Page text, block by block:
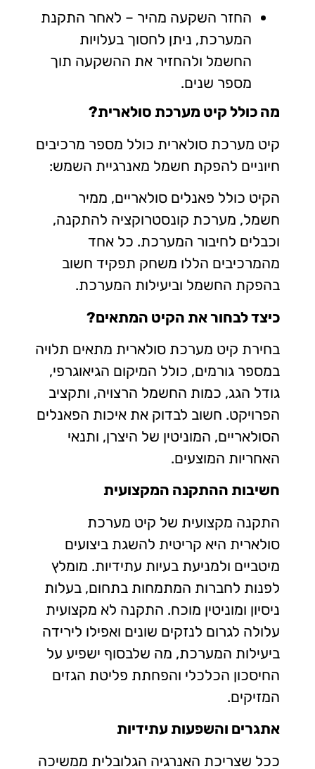
החזר השקעה מהיר – לאחר התקנת
המערכת, ניתן לחסוך בעלויות
החשמל ולהחזיר את ההשקעה תוך
מספר שנים.
מה כולל קיט מערכת סולארית?
קיט מערכת סולארית כולל מספר מרכיבים
חיוניים להפקת חשמל מאנרגיית השמש:
הקיט כולל פאנלים סולאריים, ממיר
חשמל, מערכת קונסטרוקציה להתקנה,
וכבלים לחיבור המערכת. כל אחד
מהמרכיבים הללו משחק תפקיד חשוב
בהפקת החשמל וביעילות המערכת.
כיצד לבחור את הקיט המתאים?
בחירת קיט מערכת סולארית מתאים תלויה
במספר גורמים, כולל המיקום הגיאוגרפי,
גודל הגג, כמות החשמל הרצויה, ותקציב
הפרויקט. חשוב לבדוק את איכות הפאנלים
הסולאריים, המוניטין של היצרן, ותנאי
האחריות המוצעים.
חשיבות ההתקנה המקצועית
התקנה מקצועית של קיט מערכת
סולארית היא קריטית להשגת ביצועים
מיטביים ולמניעת בעיות עתידיות. מומלץ
לפנות לחברות המתמחות בתחום, בעלות
ניסיון ומוניטין מוכח. התקנה לא מקצועית
עלולה לגרום לנזקים שונים ואפילו לירידה
ביעילות המערכת, מה שלבסוף ישפיע על
החיסכון הכלכלי והפחתת פליטת הגזים
המזיקים.
אתגרים והשפעות עתידיות
ככל שצריכת האנרגיה הגלובלית ממשיכה